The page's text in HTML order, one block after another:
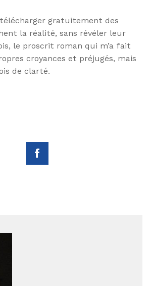
télécharger gratuitement des
la réalité, sans révéler leur
le proscrit roman qui m’a fait
croyances et préjugés, mais
de clarté.